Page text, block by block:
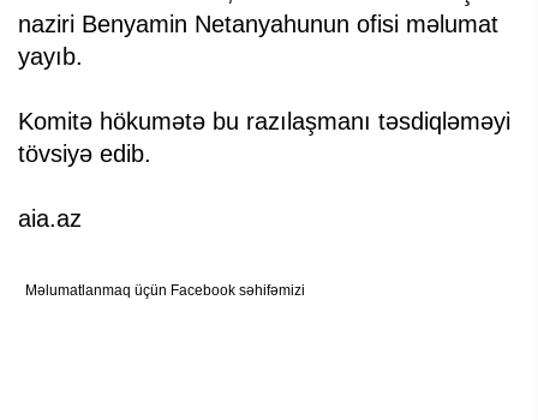
naziri Benyamin Netanyahunun ofisi məlumat
yayıb.
Komitə hökumətə bu razılaşmanı təsdiqləməyi
tövsiyə edib.
aia.az
Məlumatlanmaq üçün Facebook səhifəmizi